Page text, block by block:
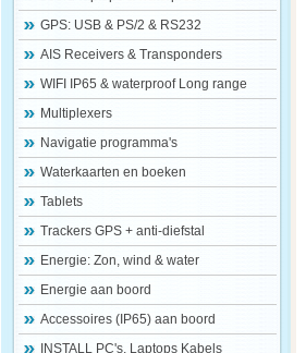
GPS: USB & PS/2 & RS232
AIS Receivers & Transponders
WIFI IP65 & waterproof Long range
Multiplexers
Navigatie programma's
Waterkaarten en boeken
Tablets
Trackers GPS + anti-diefstal
Energie: Zon, wind & water
Energie aan boord
Accessoires (IP65) aan boord
INSTALL PC's, Laptops Kabels